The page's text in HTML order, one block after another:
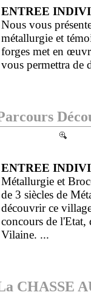
ENTREE
Nous vous
métallurgie et
forges met en
vous permettra de
ENTREE
Métallurgie et
de 3 siècles de
découvrir ce
concours de l'Etat,
Vilaine. ...
CHASSE